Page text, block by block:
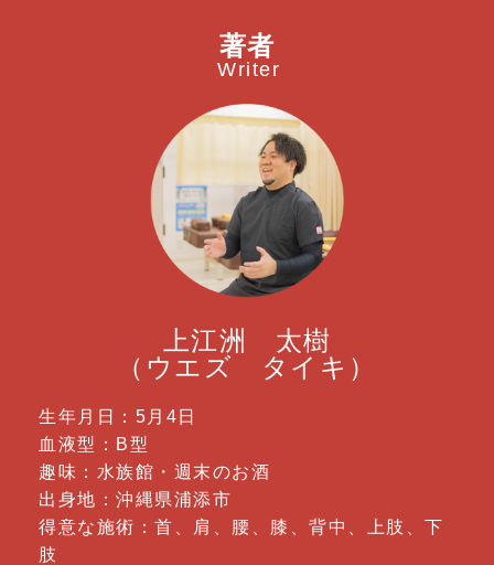
著者
Writer
上江洲 太樹
（ウエズ タイキ）
生年月日：5月4日
血液型：B型
趣味：水族館・週末のお酒
出身地：沖縄県浦添市
得意な施術：首、肩、腰、膝、背中、上肢、下
肢